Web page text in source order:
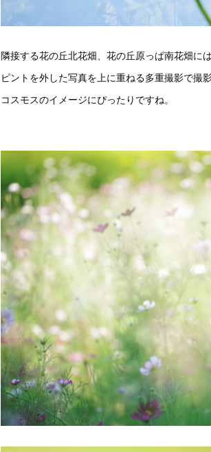
隣接する花の丘北花畑、花の丘原っぱ南花畑に
ピントを外した写真を上に重ねる多重撮影で撮
コスモスのイメージにぴったりですね。